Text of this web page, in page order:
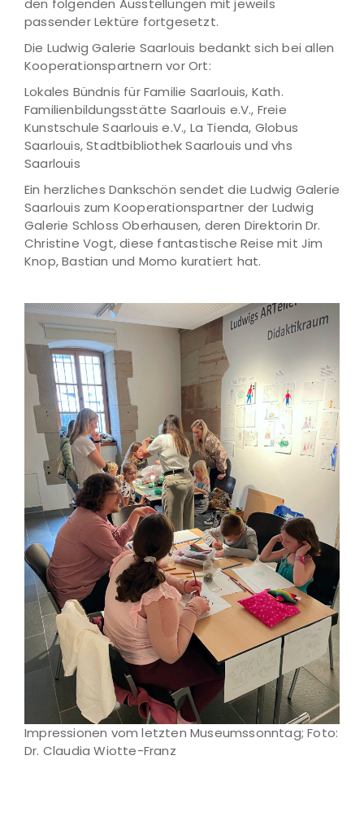
den folgenden Ausstellungen mit jeweils
passender Lektüre fortgesetzt.
Die Ludwig Galerie Saarlouis bedankt sich bei allen
Kooperationspartnern vor Ort:
Lokales Bündnis für Familie Saarlouis, Kath.
Familienbildungsstätte Saarlouis e.V., Freie
Kunstschule Saarlouis e.V., La Tienda, Globus
Saarlouis, Stadtbibliothek Saarlouis und vhs
Saarlouis
Ein herzliches Dankschön sendet die Ludwig Galerie
Saarlouis zum Kooperationspartner der Ludwig
Galerie Schloss Oberhausen, deren Direktorin Dr.
Christine Vogt, diese fantastische Reise mit Jim
Knop, Bastian und Momo kuratiert hat.
Impressionen vom letzten Museumssonntag; Foto:
Dr. Claudia Wiotte-Franz